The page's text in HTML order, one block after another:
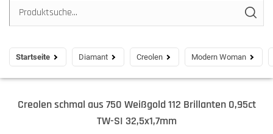
Startseite Diamant Creolen Modern Woman
Creolen schmal aus 750 Weißgold 112 Brillanten 0,95ct
TW-SI 32,5x1,7mm